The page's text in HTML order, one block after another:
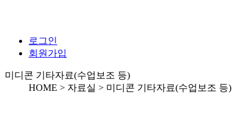
로그인
회원가입
미디콘 기타자료(수업보조 등)
HOME > 자료실 > 미디콘 기타자료(수업보조 등)